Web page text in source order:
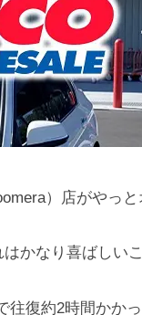
）店がやっと
かなり喜ばしいこ
往復約2時間かか